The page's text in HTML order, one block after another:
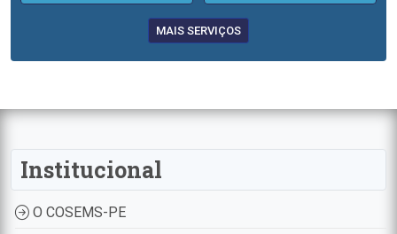
MAIS SERVIÇOS
Institucional
O COSEMS-PE